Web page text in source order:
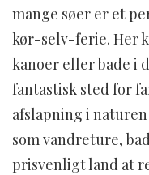
mange søer er et
kør-selv-ferie. Her
kanoer eller bade i
fantastisk sted for
afslapning i
som vandreture,
prisvenligt land at